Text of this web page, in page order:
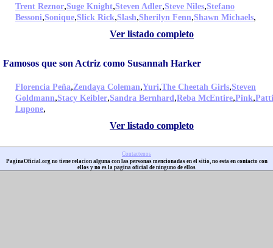
Trent Reznor,Suge Knight,Steven Adler,Steve Niles,Stefano
Bessoni,Sonique,Slick Rick,Slash,Sherilyn Fenn,Shawn Michaels,
Ver listado completo
Famosos que son Actriz como Susannah Harker
Florencia Peña,Zendaya Coleman,Yuri,The Cheetah Girls,Steven
Goldmann,Stacy Keibler,Sandra Bernhard,Reba McEntire,Pink,Patti
Lupone,
Ver listado completo
Contactenos
PaginaOficial.org no tiene relacion alguna con las personas mencionadas en el sitio, no esta en contacto con
ellos y no es la pagina oficial de ninguno de ellos